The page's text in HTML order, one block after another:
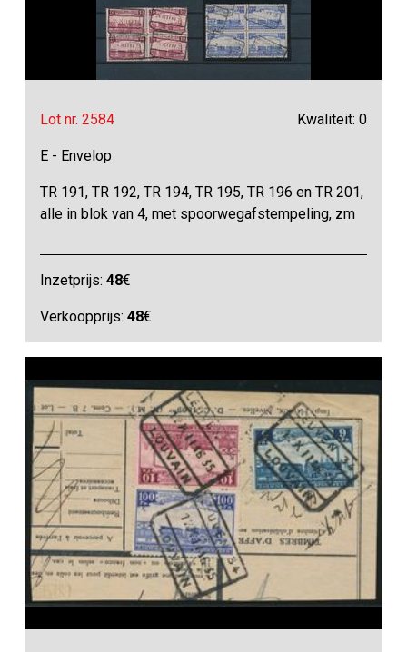
Lot nr. 2584 Kwaliteit: 0
E - Envelop
TR 191, TR 192, TR 194, TR 195, TR 196 en TR 201,
alle in blok van 4, met spoorwegafstempeling, zm
Inzetprijs:48€
Verkoopprijs:48€